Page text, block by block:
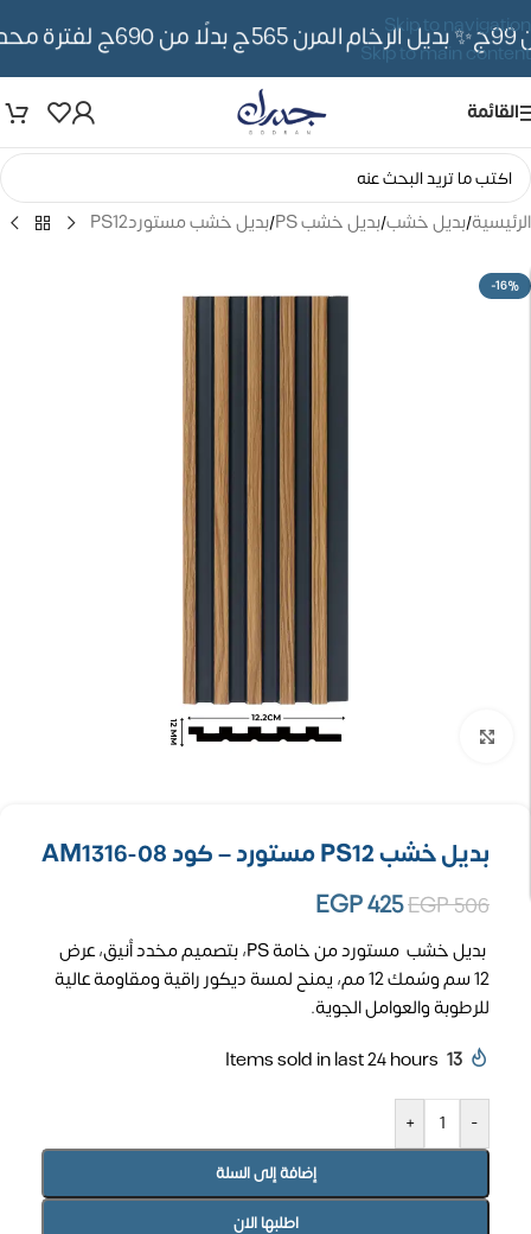
Skip to navigation
Skip to main content
✨ بديل الرخام المرن 565ج بدلًا من 690ج لفترة محدوده
القائمة
الرئيسية/بديل خشب/بديل خشب PS /بديل خشب مستوردPS12
-16%
بديل خشب PS12 مستورد – كود AM1316-08
EGP506
EGP425
بديل خشب مستورد من خامة PS، بتصميم مخدد أنيق، عرض
12 سم وسُمك 12 مم، يمنح لمسة ديكور راقية ومقاومة عالية
للرطوبة والعوامل الجوية.
13
Items sold in last 24 hours
-
+
إضافة إلى السلة
اطلبها الان